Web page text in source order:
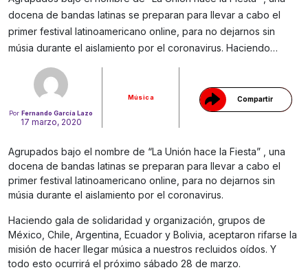
PorFernando García Lazo
17 marzo, 2020
Música Compartir
Gracias!
docena de bandas latinas se preparan para llevar a cabo el
primer festival latinoamericano online, para no dejarnos sin
músia durante el aislamiento por el coronavirus. Haciendo…
Agrupados bajo el nombre de “La Unión hace la Fiesta” , una
docena de bandas latinas se preparan para llevar a cabo el
primer festival latinoamericano online, para no dejarnos sin
músia durante el aislamiento por el coronavirus.
Haciendo gala de solidaridad y organización, grupos de
México, Chile, Argentina, Ecuador y Bolivia, aceptaron rifarse la
misión de hacer llegar música a nuestros recluidos oídos. Y
todo esto ocurrirá el próximo sábado 28 de marzo.